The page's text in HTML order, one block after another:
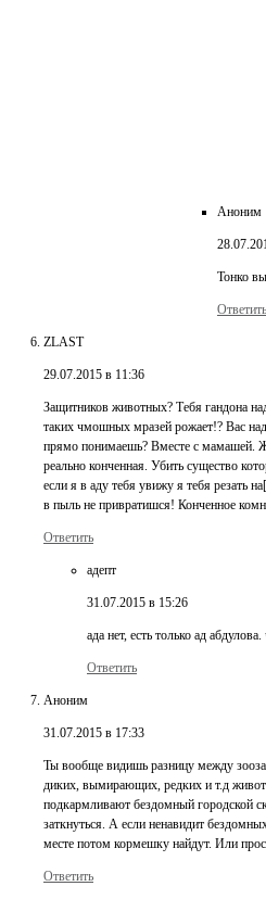
Аноним
Тонко
Ответить
ZLAST
29.07.2015 в 11:36
Защитников животных? Тебя гандона
таких чмошных мразей рожает!? Вас
прямо понимаешь? Вместе с мамашей.
реально конченная. Убить существо
если я в аду тебя увижу я тебя резать
в пыль не привратишся! Конченное
Ответить
адепт
31.07.2015 в 15:26
ада нет, есть только ад
Ответить
Аноним
31.07.2015 в 17:33
Ты вообще видишь разницу между
диких, вымирающих, редких и т.д
подкармливают бездомный городской
заткнуться. А если ненавидит
месте потом кормешку найдут. Или
Ответить